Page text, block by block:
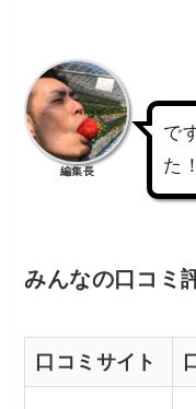
編集長
で
た！
みんなの口コミ
口コミサイト